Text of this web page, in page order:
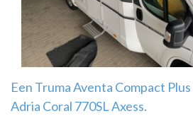
Airco
montage
Een Truma Aventa Compact
Adria Coral 770SL Axess.